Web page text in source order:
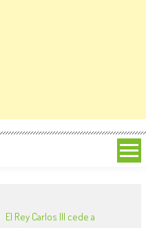
El Rey Carlos III cede a